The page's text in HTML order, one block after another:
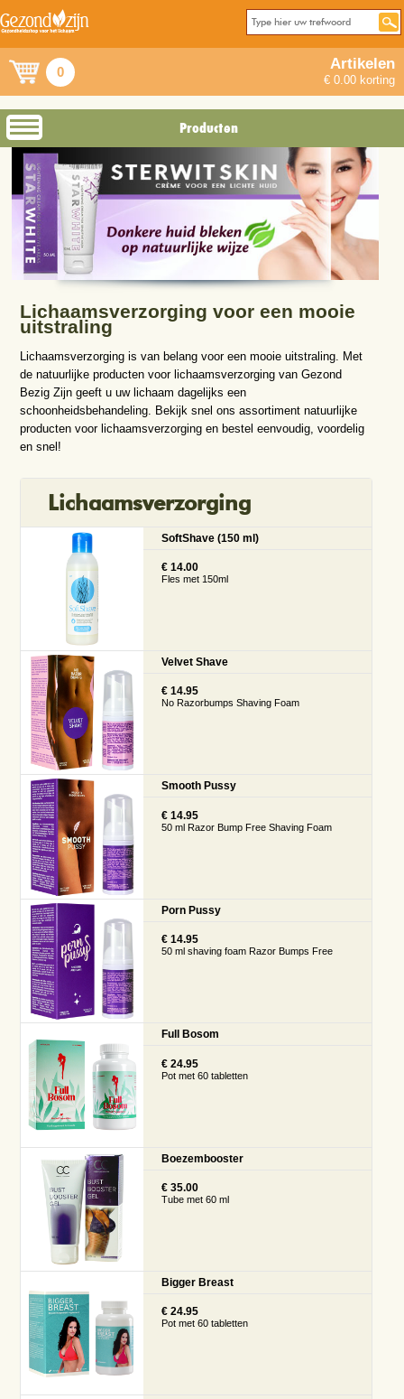
0 Artikelen
€ 0.00 korting
Producten
Lichaamsverzorging voor een mooie
uitstraling
Lichaamsverzorging is van belang voor een mooie uitstraling. Met
de natuurlijke producten voor lichaamsverzorging van Gezond
Bezig Zijn geeft u uw lichaam dagelijks een
schoonheidsbehandeling. Bekijk snel ons assortiment natuurlijke
producten voor lichaamsverzorging en bestel eenvoudig, voordelig
en snel!
Lichaamsverzorging
SoftShave (150 ml)
€ 14.00
Fles met 150ml
Velvet Shave
€ 14.95
No Razorbumps Shaving Foam
Smooth Pussy
€ 14.95
50 ml Razor Bump Free Shaving Foam
Porn Pussy
€ 14.95
50 ml shaving foam Razor Bumps Free
Full Bosom
€ 24.95
Pot met 60 tabletten
Boezembooster
€ 35.00
Tube met 60 ml
Bigger Breast
€ 24.95
Pot met 60 tabletten